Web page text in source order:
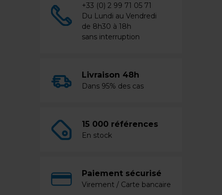
+33 (0) 2 99 71 05 71
Du Lundi au Vendredi
de 8h30 à 18h
sans interruption
Livraison 48h
Dans 95% des cas
15 000 références
En stock
Paiement sécurisé
Virement / Carte bancaire